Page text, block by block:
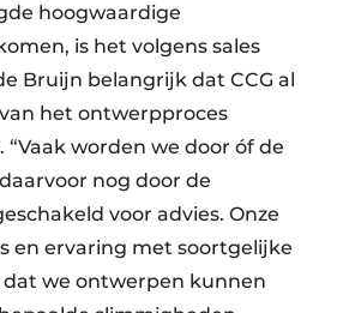
hoogwaardige
is het volgens sales
Bruijn belangrijk dat CCG al
het ontwerpproces
worden we door óf de
nog door de
voor advies. Onze
en ervaring met soortgelijke
we ontwerpen kunnen